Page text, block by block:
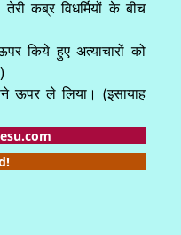
कब्र विधर्मियों के बीच
किये हुए अत्याचारों को
ऊपर ले लिया। (इसायाह